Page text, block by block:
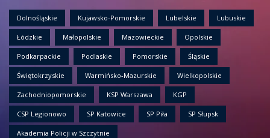
Dolnośląskie Kujawsko-Pomorskie Lubelskie Lubuskie
Łódzkie Małopolskie Mazowieckie Opolskie
Podkarpackie Podlaskie Pomorskie Śląskie
Świętokrzyskie Warmińsko-Mazurskie Wielkopolskie
Zachodniopomorskie KSP Warszawa KGP
CSP Legionowo SP Katowice SP Piła SP Słupsk
Akademia Policji w Szczytnie